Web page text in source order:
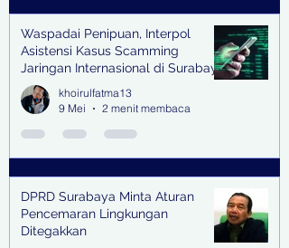
Waspadai Penipuan, Interpol
Asistensi Kasus Scamming
Jaringan Internasional di Surabaya
khoirulfatma13
9 Mei
2 menit membaca
DPRD Surabaya Minta Aturan
Pencemaran Lingkungan
Ditegakkan